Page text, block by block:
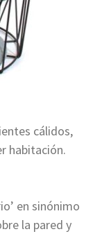
cálidos,
habitación.
en sinónimo
la pared y